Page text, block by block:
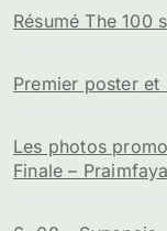
Découvrez tout
Casting saison 5
Résumé The 100